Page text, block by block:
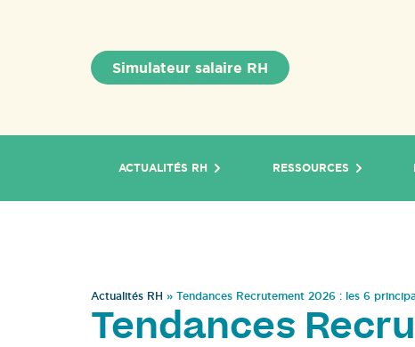
Simulateur salaire RH
ACTUALITÉS RH RESSOURCES
Actualités RH » Tendances Recrutement 2026 : les 6
Tendances